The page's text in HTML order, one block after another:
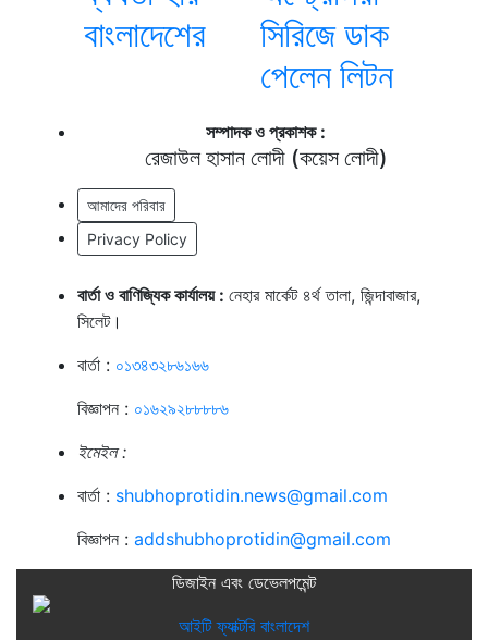
বাংলাদেশের
সিরিজে ডাক
পেলেন লিটন
সম্পাদক ও প্রকাশক :
রেজাউল হাসান লোদী (কয়েস লোদী)
আমাদের পরিবার
Privacy Policy
বার্তা ও বাণিজ্যিক কার্যালয় : নেহার মার্কেট ৪র্থ তালা, জিন্দাবাজার,
সিলেট।
বার্তা : ০১৩৪৩২৮৬১৬৬
বিজ্ঞাপন : ০১৬২৯২৮৮৮৮৬
ইমেইল :
বার্তা : shubhoprotidin.news@gmail.com
বিজ্ঞাপন : addshubhoprotidin@gmail.com
ডিজাইন এবং ডেভেলপমেন্ট
আইটি ফ্যাক্টরি বাংলাদেশ